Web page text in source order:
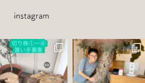
instagram